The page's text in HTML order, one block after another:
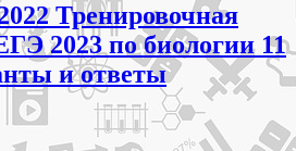
Тренировочная
2023 по биологии 11
и ответы